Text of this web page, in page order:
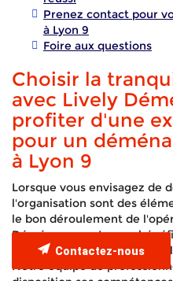
Prenez contact pour
à Lyon 9
Foire aux questions
Choisir la
avec Lively
profiter d'une
pour un
à Lyon 9
Lorsque vous envisagez de
l'organisation sont des
le bon déroulement de
Déménagement, vous
complet qui englobe toutes
Notre équipe de
Contactez-nous